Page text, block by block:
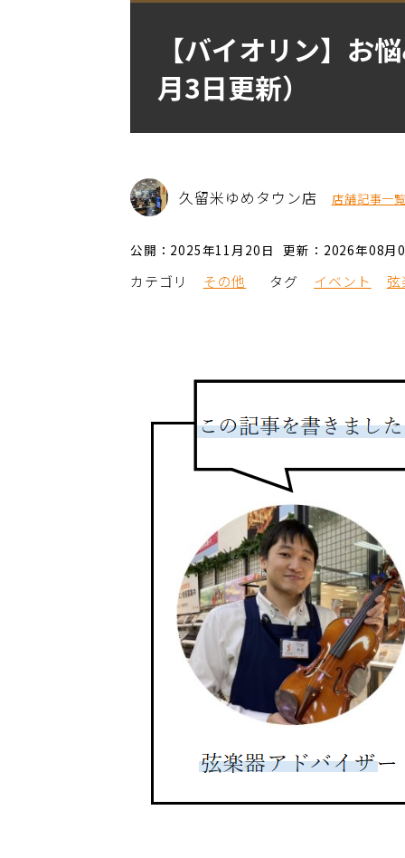
【バイオリン】お
月3日更新）
久留米ゆめタウン店 店舗記事一
公開：2025年11月20日 更新：2026年08月
カテゴリ その他 タグ イベント 弦